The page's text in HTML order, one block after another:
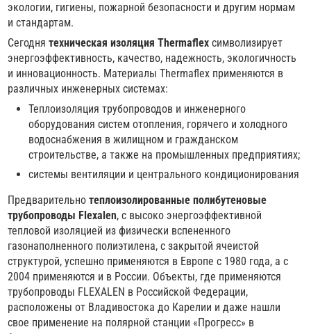
экологии, гигиены, пожарной безопасности и другим нормам
и стандартам.
Сегоднятехническая изоляция Thermaflex символизирует
энергоэффективность, качество, надежность, экологичность
и инновационность. Материалы Thermaflex применяются в
различных инженерных системах:
Теплоизоляция трубопроводов и инженерного
оборудования систем отопления, горячего и холодного
водоснабжения в жилищном и гражданском
строительстве, а также на промышленных предприятиях;
системы вентиляции и центрального кондиционирования
Предварительнотеплоизолированные полибутеновые
трубопроводы Flexalen, с высоко энергоэффективной
тепловой изоляцией из физически вспененного
газонаполненного полиэтилена, с закрытой ячеистой
структурой, успешно применяются в Европе с 1980 года, а с
2004 применяются и в России. Объекты, где применяются
трубопроводы FLEXALEN в Российской Федерации,
расположены от Владивостока до Карелии и даже нашли
свое применение на полярной станции «Прогресс» в